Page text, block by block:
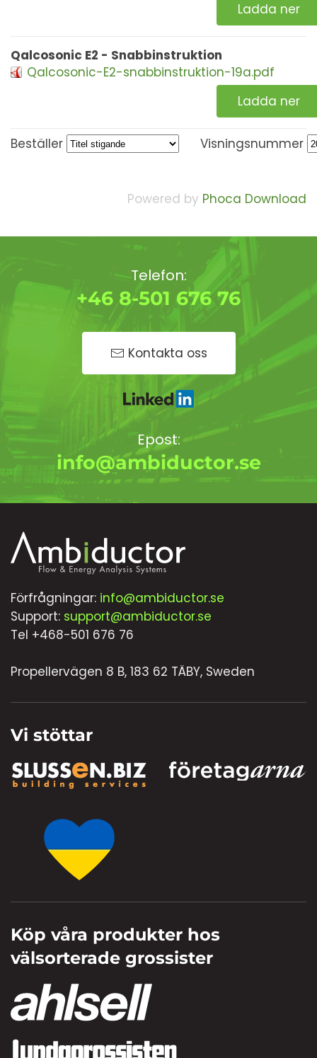
Ladda ner
Qalcosonic E2 - Snabbinstruktion
Qalcosonic-E2-snabbinstruktion-19a.pdf
Ladda ner
Beställer Visningsnummer
Powered by Phoca Download
Telefon:
+46 8-501 676 76
Kontakta oss
Epost:
info@ambiductor.se
Förfrågningar: info@ambiductor.se
Support: support@ambiductor.se
Tel +468-501 676 76
Propellervägen 8 B, 183 62 TÄBY, Sweden
Vi stöttar
Köp våra produkter hos
välsorterade grossister